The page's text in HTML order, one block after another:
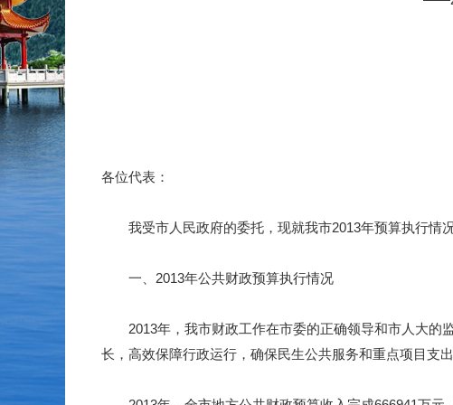
各位代表：
我受市人民政府的委托，现就我市2013年预算执行情
一、 2013年公共财政预算执行情况
2013年，我市财政工作在市委的正确领导和市人大的
长，高效保障行政运行，确保民生公共服务和重点项目支